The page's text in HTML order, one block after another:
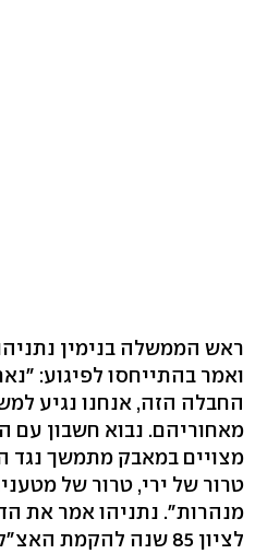
ראש הממשלה בנימין
ואמר בהתייחסו לפיגוע:
החבלה הזה, אנחנו נגיע
מאחוריהם. נבוא חשבון עם
מצויים במאבק מתמשך נגד
טרור של ירי, טרור של
מנהרות". נתניהו אמר את
לציון 85 שנה להקמת האצ"ל.